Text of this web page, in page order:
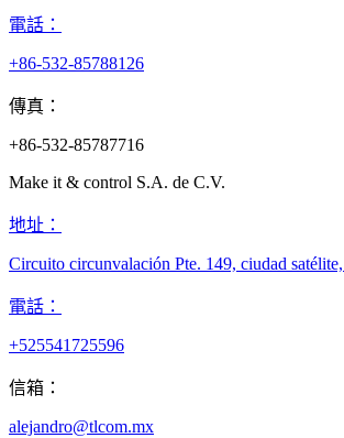
電話：
+86-532-85788126
傳真：
+86-532-85787716
Make it & control S.A. de C.V.​
地址：
Circuito circunvalación Pte. 149, ciudad
電話：
+525541725596​
信箱：
alejandro@tlcom.mx